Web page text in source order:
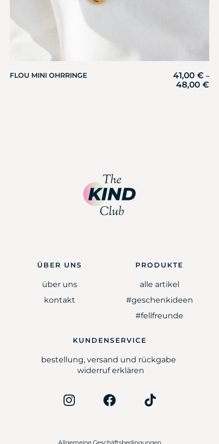
FLOU MINI OHRRINGE 41,00 € –
48,00 €
ÜBER UNS
über uns
kontakt
PRODUKTE
alle artikel
#geschenkideen
#fellfreunde
KUNDENSERVICE
bestellung, versand und rückgabe
widerruf erklären
Allgemeine Geschäftsbedingungen